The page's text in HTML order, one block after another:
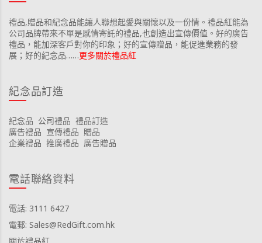
禮品,贈品和紀念品能讓人聯想起愛與關懷以及一份情。禮品紅能為
公司品牌帶來不單是感情寄託的禮品,也創造出宣傳價值。好的廣告
禮品，能加深客戶對你的印象；好的宣傳贈品，能促進業務的發
展；好的紀念品……更多關於禮品紅
紀念品訂造
紀念品 公司禮品 禮品訂造
廣告禮品 宣傳禮品 贈品
企業禮品 推廣禮品 廣告贈品
電話聯絡資料
電話: 3111 6427
電郵: Sales@RedGift.com.hk